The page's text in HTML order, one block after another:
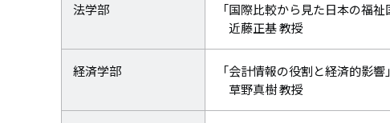
法学部
「国際比較から見た日本の福祉
近藤正基 教授
経済学部
「会計情報の役割と経済的影響」
草野真樹 教授